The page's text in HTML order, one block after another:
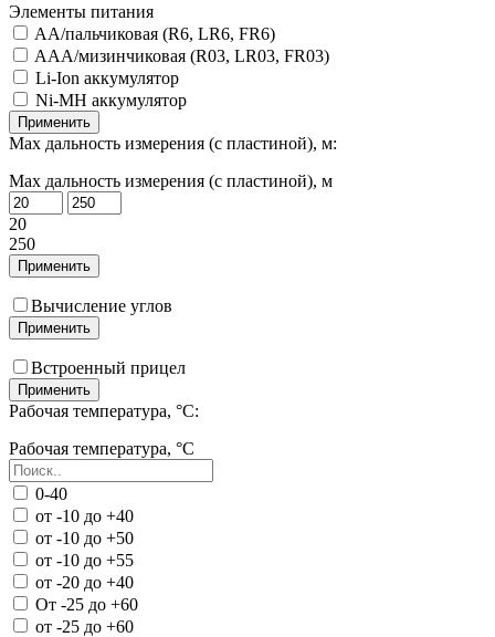
Элементы питания
AA/пальчиковая (R6, LR6, FR6)
AAA/мизинчиковая (R03, LR03, FR03)
Li-Ion аккумулятор
Ni-MH аккумулятор
Применить
Мах дальность измерения (с пластиной), м:
Мах дальность измерения (с пластиной), м
20
250
Применить
Вычисление углов
Применить
Встроенный прицел
Применить
Рабочая температура, °С:
Рабочая температура, °С
0-40
от -10 до +40
от -10 до +50
от -10 до +55
от -20 до +40
От -25 до +60
от -25 до +60